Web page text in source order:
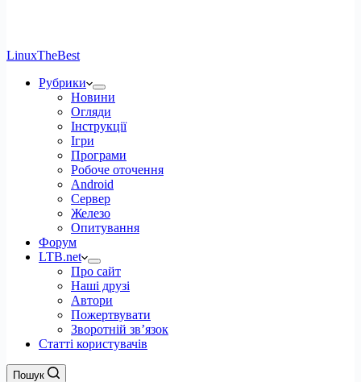
LinuxTheBest
Рубрики
Новини
Огляди
Інструкції
Ігри
Програми
Робоче оточення
Android
Сервер
Железо
Опитування
Форум
LTB.net
Про сайт
Наші друзі
Автори
Пожертвувати
Зворотній зв’язок
Статті користувачів
Пошук